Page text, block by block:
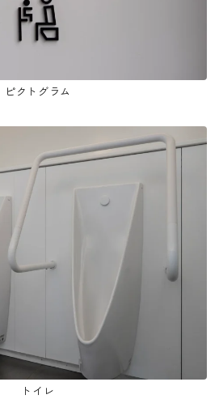
ピクトグラム
トイレ